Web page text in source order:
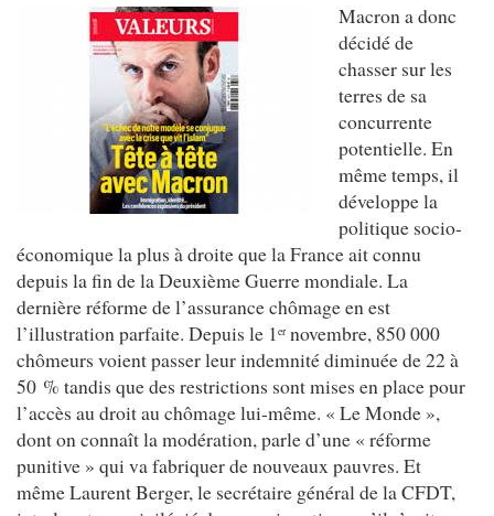
Macron a donc
décidé de
chasser sur les
terres de sa
concurrente
potentielle. En
même temps, il
développe la
politique socio-
économique la plus à droite que la France ait connu
depuis la fin de la Deuxième Guerre mondiale. La
dernière réforme de l’assurance chômage en est
l’illustration parfaite. Depuis le 1 ernovembre, 850 000
chômeurs voient passer leur indemnité diminuée de 22 à
50 % tandis que des restrictions sont mises en place pour
l’accès au droit au chômage lui-même. « Le Monde »,
dont on connaît la modération, parle d’une « réforme
punitive » qui va fabriquer de nouveaux pauvres. Et
même Laurent Berger, le secrétaire général de la CFDT,